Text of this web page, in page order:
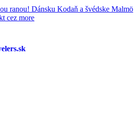
ranou! Dánsku Kodaň a švédske Malmö
cez more